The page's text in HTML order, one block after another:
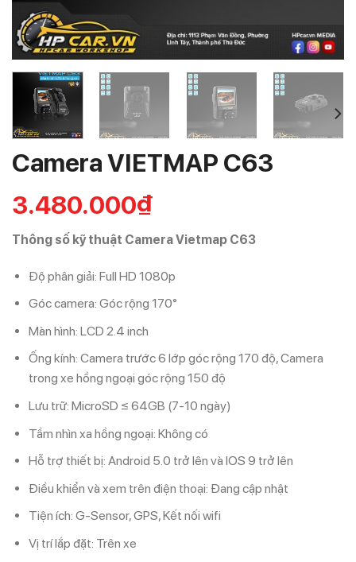
Camera VIETMAP C63
3.480.000₫
Thông số kỹ thuật Camera Vietmap C63
Độ phân giải: Full HD 1080p
Góc camera: Góc rộng 170°
Màn hình: LCD 2.4 inch
Ống kính: Camera trước 6 lớp góc rộng 170 độ, Camera
trong xe hồng ngoại góc rộng 150 độ
Lưu trữ: MicroSD ≤ 64GB (7-10 ngày)
Tầm nhìn xa hồng ngoại: Không có
Hỗ trợ thiết bị: Android 5.0 trở lên và IOS 9 trở lên
Điều khiển và xem trên điện thoại: Đang cập nhật
Tiện ích: G-Sensor,GPS,Kết nối wifi
Vị trí lắp đặt: Trên xe